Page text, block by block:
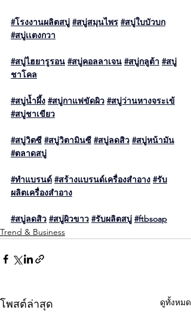
#โรงงานผลิตสบู่ #สบู่สมุนไพร #สบู่ใบบัวบก
#สบู่เเตงกวา
#สบู่ไฮยารูรอน #สบู่คอลลาเจน #สบู่กลูต้า #สบู่
ชาโคล
#สบู่น้ำผึ้ง #สบู่กาแฟขัดผิว #สบู่ว่านหางจระเข้
#สบู่ชาเขียว
#สบู่วิตซี #สบู่วิตามินซี #สบู่ลดสิว #สบู่หน้ามัน
#ตลาดสบู่
#ทำแบรนด์ #สร้างแบรนด์เครื่องสำอาง #รับ
ผลิตเครื่องสำอาง
#สบู่ลดสิว #สบู่ผิวขาว #รับผลิตสบู่ #ftbsoap
Trend & Business
โพสต์ล่าสุด ดูทั้งหมด